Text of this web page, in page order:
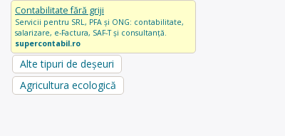
Contabilitate fără griji
Servicii pentru SRL, PFA și ONG: contabilitate,
salarizare, e-Factura, SAF-T și consultanță.
supercontabil.ro
Alte tipuri de deșeuri
Agricultura ecologică